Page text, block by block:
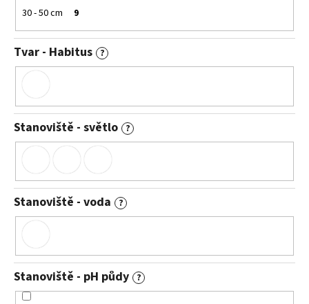
30 - 50 cm 9
Tvar - Habitus ?
Stanoviště - světlo ?
Stanoviště - voda ?
Stanoviště - pH půdy ?